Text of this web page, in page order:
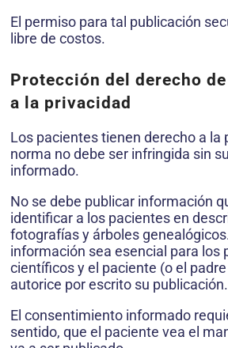
El permiso para tal publicación
libre de costos.
Protección del derecho
a la privacidad
Los pacientes tienen derecho a la
norma no debe ser infringida sin
informado.
No se debe publicar información
identificar a los pacientes en
fotografías y árboles
información sea esencial para los
científicos y el paciente (o el
autorice por escrito su publicación.
El consentimiento informado
sentido, que el paciente vea el